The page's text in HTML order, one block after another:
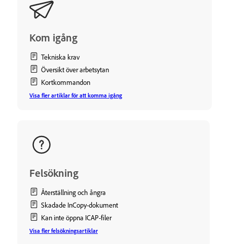
Kom igång
Tekniska krav
Översikt över arbetsytan
Kortkommandon
Visa fler artiklar för att komma igång
Felsökning
Återställning och ångra
Skadade InCopy-dokument
Kan inte öppna ICAP-filer
Visa fler felsökningsartiklar